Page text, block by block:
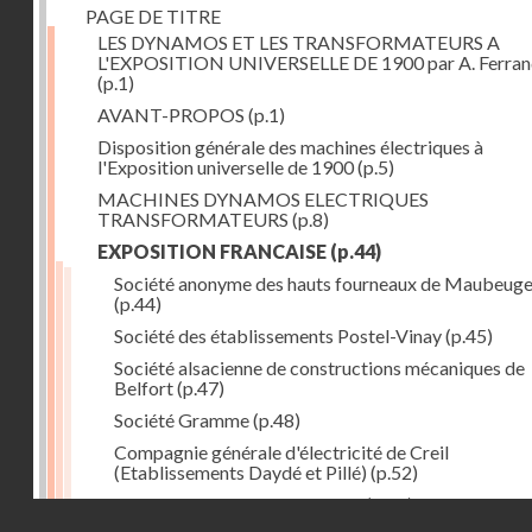
PAGE DE TITRE
LES DYNAMOS ET LES TRANSFORMATEURS A
L'EXPOSITION UNIVERSELLE DE 1900 par A.
(p.1)
AVANT-PROPOS (p.1)
Disposition générale des machines électriques à
l'Exposition universelle de 1900(p.5)
MACHINES DYNAMOS ELECTRIQUES
TRANSFORMATEURS (p.8)
EXPOSITION FRANCAISE (p.44)
Société anonyme des hauts fourneaux de Maubeuge
(p.44)
Société des établissements Postel-Vinay(p.45)
Société alsacienne de constructions mécaniques de
Belfort(p.47)
Société Gramme(p.48)
Compagnie générale d'électricité de Creil
(Etablissements Daydé et Pillé) (p.52)
Compagnie générale de Nancy(p.52)